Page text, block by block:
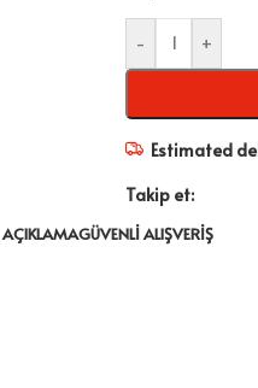
- +
Estimated
Takip et:
AÇIKLAMAGÜVENLI ALIŞVERIŞ